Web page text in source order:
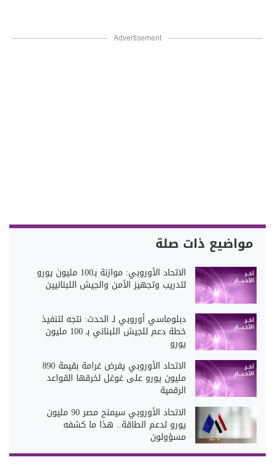
Advertisement
مواضيع ذات صلة
الاتحاد الأوروبي: موازنة بـ100 مليون يورو
لتدريب وتجهيز الأمن والجيش اللبنانيين
دبلوماسي أوروبي لـ الحدث: نتجه لتنفيذ
خطة دعم للجيش اللبناني بـ 100 مليون
يورو
الاتحاد الأوروبي يفرض غرامة بقيمة 890
مليون يورو على غوغل لخرقها القواعد
الرقمية
الاتحاد الأوروبي سيمنح مصر 90 مليون
يورو لدعم الطاقة.. هذا ما كشفه
مسؤولون